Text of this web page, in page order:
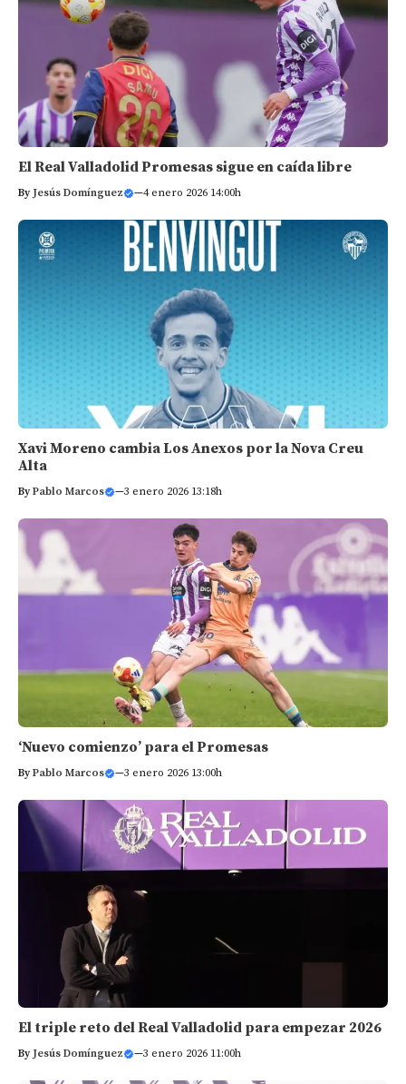
El Real Valladolid Promesas sigue en caída libre
By Jesús Domínguez —4 enero 2026 14:00h
Xavi Moreno cambia Los Anexos por la Nova Creu
Alta
ByPablo Marcos —3 enero 2026 13:18h
‘Nuevo comienzo’ para el Promesas
ByPablo Marcos —3 enero 2026 13:00h
El triple reto del Real Valladolid para empezar 2026
By Jesús Domínguez —3 enero 2026 11:00h